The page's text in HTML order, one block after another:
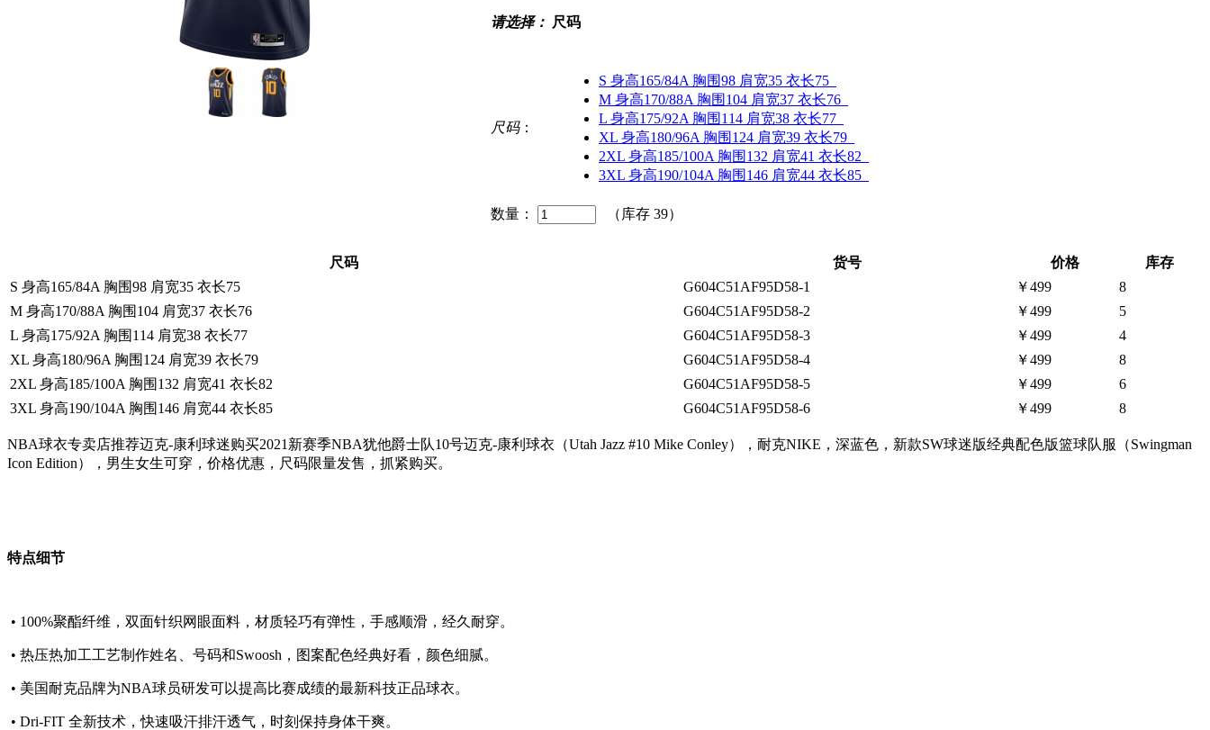
请选择： 尺码
尺码：
S 身高165/84A 胸围98 肩宽35 衣长75
M 身高170/88A 胸围104 肩宽37 衣长76
L 身高175/92A 胸围114 肩宽38 衣长77
XL 身高180/96A 胸围124 肩宽39 衣长79
2XL 身高185/100A 胸围132 肩宽41 衣长82
3XL 身高190/104A 胸围146 肩宽44 衣长85
数量： （库存 39）
尺码 货号 价格
库存
S 身高165/84A 胸围98 肩宽35 衣长75
G604C51AF95D58-1 ￥499
8
M 身高170/88A 胸围104 肩宽37 衣长76
G604C51AF95D58-2 ￥499
5
L 身高175/92A 胸围114 肩宽38 衣长77
G604C51AF95D58-3 ￥499
4
XL 身高180/96A 胸围124 肩宽39 衣长79
G604C51AF95D58-4 ￥499
8
2XL 身高185/100A 胸围132 肩宽41 衣长82
G604C51AF95D58-5 ￥499
6
3XL 身高190/104A 胸围146 肩宽44 衣长85
G604C51AF95D58-6 ￥499 8
NBA球衣专卖店推荐迈克-康利球迷购买2021新赛季NBA犹他爵士队10号迈克-康利球衣（Utah Jazz #10 Mike Conley），耐克NIKE，深蓝色，新款SW球迷版经典配色版篮球队服（Swingman
Icon Edition），男生女生可穿，价格优惠，尺码限量发售，抓紧购买。
特点细节
• 100%聚酯纤维，双面针织网眼面料，材质轻巧有弹性，手感顺滑，经久耐穿。
• 热压热加工工艺制作姓名、号码和Swoosh，图案配色经典好看，颜色细腻。
• 美国耐克品牌为NBA球员研发可以提高比赛成绩的最新科技正品球衣。
• Dri-FIT 全新技术，快速吸汗排汗透气，时刻保持身体干爽。